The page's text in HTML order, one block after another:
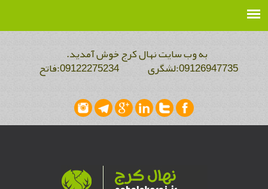
به وب سایت نهال کرج خوش آمدید.